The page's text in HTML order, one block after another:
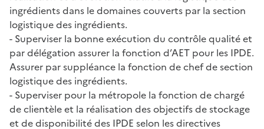
ingrédients dans le domaines couverts par la section
logistique des ingrédients.
- Superviser la bonne exécution du contrôle qualité et
par délégation assurer la fonction d’AET pour les IPDE.
Assurer par suppléance la fonction de chef de section
logistique des ingrédients.
- Superviser pour la métropole la fonction de chargé
de clientèle et la réalisation des objectifs de stockage
et de disponibilité des IPDE selon les directives